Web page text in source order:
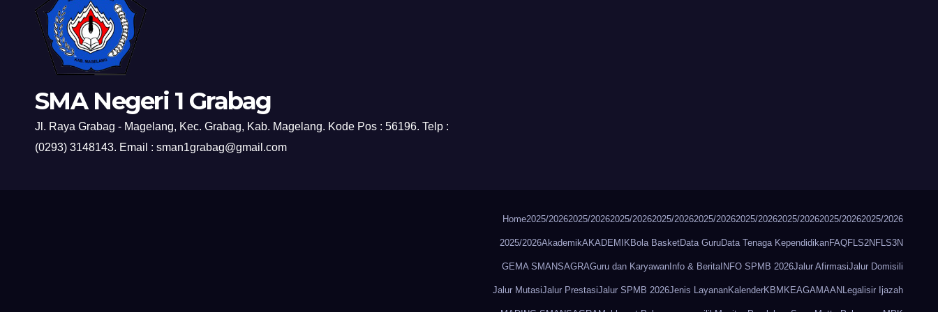
SMA Negeri 1 Grabag
Jl. Raya Grabag - Magelang, Kec. Grabag, Kab. Magelang. Kode Pos : 56196. Telp :
(0293) 3148143. Email : sman1grabag@gmail.com
Home2025/20262025/20262025/20262025/20262025/20262025/20262025/20262025/20262025/2026
2025/2026AkademikAKADEMIKBola BasketData GuruData Tenaga KependidikanFAQFLS2N FLS3N
GEMA SMANSAGRAGuru dan Karyawan Info & BeritaINFO SPMB 2026Jalur AfirmasiJalur Domisili
Jalur MutasiJalur PrestasiJalur SPMB 2026Jenis LayananKalenderKBM KEAGAMAAN Legalisir Ijazah